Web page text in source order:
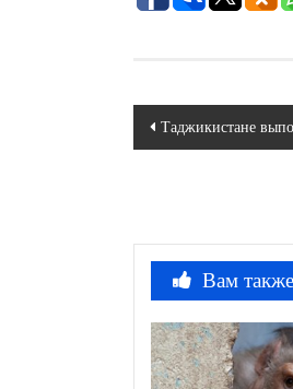
Навигация
Таджикистане
Вам